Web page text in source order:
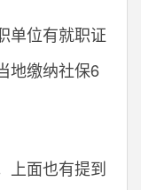
单位有就职证
地缴纳社保6
上面也有提到